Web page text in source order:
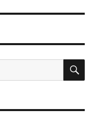
検